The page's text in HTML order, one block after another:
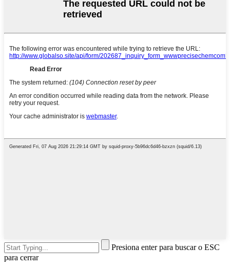
Presiona enter para buscar o ESC
para cerrar